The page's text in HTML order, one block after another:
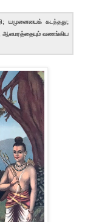
யமுனையைக் கடந்தது;
ஆலமரத்தையும் வணங்கிய